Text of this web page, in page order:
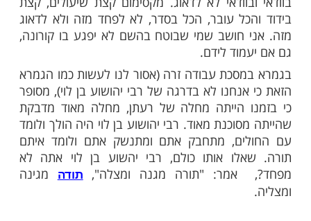
לא להשבר. לא להשבר, קחו את זה בקלות.
הכל בסדר. ברוך השם המדינה מתחשבת
אבטלה, זו מתנה גדולה. אם לא, חס ושלום,
עושים? יש לך עכשיו אפשרות לקבל דמי
המדינה, זו מתנה גדולה. ישתבח שמו לעד.
מהקורונה
לכל אחד ואחד, לא לדאוג. מהקורונה עצמה
לא לדאוג. מקסימום קצת שיעולים, קצת